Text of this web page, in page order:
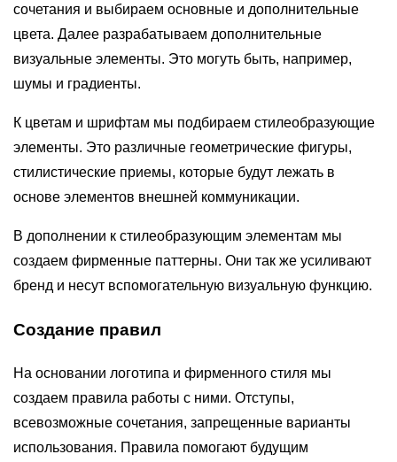
сочетания и выбираем основные и дополнительные
цвета. Далее разрабатываем дополнительные
визуальные элементы. Это могуть быть, например,
шумы и градиенты.
К цветам и шрифтам мы подбираем стилеобразующие
элементы. Это различные геометрические фигуры,
стилистические приемы, которые будут лежать в
основе элементов внешней коммуникации.
В дополнении к стилеобразующим элементам мы
создаем фирменные паттерны. Они так же усиливают
бренд и несут вспомогательную визуальную функцию.
Создание правил
На основании логотипа и фирменного стиля мы
создаем правила работы с ними. Отступы,
всевозможные сочетания, запрещенные варианты
использования. Правила помогают будущим